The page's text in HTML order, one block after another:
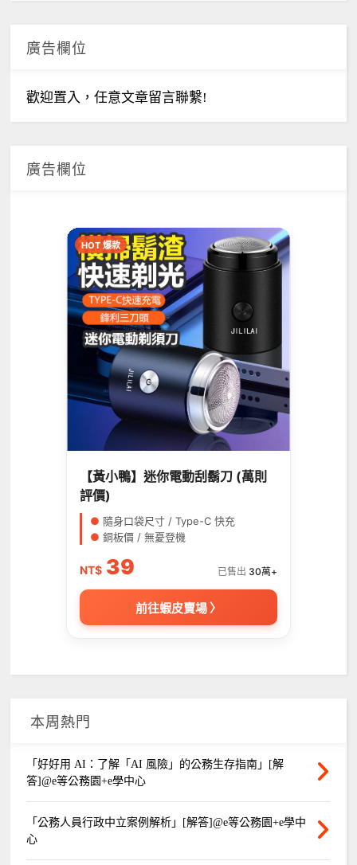
廣告欄位
歡迎置入，任意文章留言聯繫!
廣告欄位
HOT 爆款
【黃小鴨】迷你電動刮鬍刀 (萬則
評價)
● 隨身口袋尺寸 / Type-C 快充
● 銅板價 / 無憂登機
NT$ 39 已售出 30萬+
前往蝦皮賣場 〉
本周熱門
「好好用 AI：了解「AI 風險」的公務生存指南」[解
答]@e等公務園+e學中心
「公務人員行政中立案例解析」[解答]@e等公務園+e學中
心